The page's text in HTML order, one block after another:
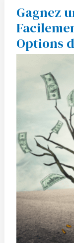
Gagnez
Options
un
Revenu
Passif
:
La
des
Options
d’Achat
Couvertes